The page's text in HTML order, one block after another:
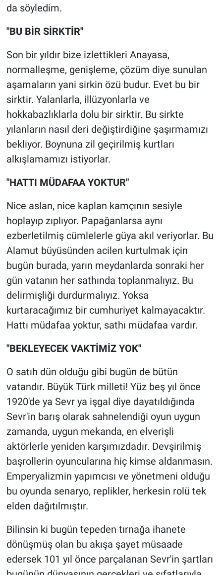
da söyledim.
"BU BİR SİRKTİR"
Son bir yıldır bize izlettikleri Anayasa,
normalleşme, genişleme, çözüm diye sunulan
aşamaların yani sirkin özü budur. Evet bu bir
sirktir. Yalanlarla, illüzyonlarla ve
hokkabazlıklarla dolu bir sirktir. Bu sirkte
yılanların nasıl deri değiştirdiğine şaşırmamızı
bekliyor. Boynuna zil geçirilmiş kurtları
alkışlamamızı istiyorlar.
"HATTI MÜDAFAA YOKTUR"
Nice aslan, nice kaplan kamçının sesiyle
hoplayıp zıplıyor. Papağanlarsa aynı
ezberletilmiş cümlelerle güya akıl veriyorlar. Bu
Alamut büyüsünden acilen kurtulmak için
bugün burada, yarın meydanlarda sonraki her
gün vatanın her sathında toplanmalıyız. Bu
delirmişliği durdurmalıyız. Yoksa
kurtaracağımız bir cumhuriyet kalmayacaktır.
Hattı müdafaa yoktur, sathı müdafaa vardır.
"BEKLEYECEK VAKTİMİZ YOK"
O satıh dün olduğu gibi bugün de bütün
vatandır. Büyük Türk milleti! Yüz beş yıl önce
1920'de ya Sevr ya işgal diye dayatıldığında
Sevr'in barış olarak sahnelendiği oyun uygun
zamanda, uygun mekanda, en elverişli
aktörlerle yeniden karşımızdadır. Devşirilmiş
başrollerin oyuncularına hiç kimse aldanmasın.
Emperyalizmin yapımcısı ve yönetmeni olduğu
bu oyunda senaryo, replikler, herkesin rolü tek
elden dağıtılmıştır.
Bilinsin ki bugün tepeden tırnağa ihanete
dönüşmüş olan bu akışa şayet müsaade
edersek 101 yıl önce parçalanan Sevr'in şartları